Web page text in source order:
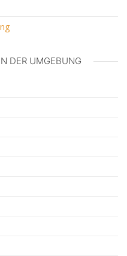
DER UMGEBUNG